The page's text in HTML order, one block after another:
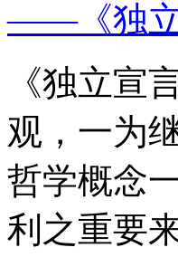
——《独立
《独立宣
观，一为
哲学概念
利之重要